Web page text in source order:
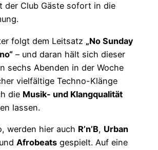
der Club Gäste sofort in die
folgt dem Leitsatz „No Sunday
– und daran hält sich dieser
sechs Abenden in der Woche
vielfältige Techno-Klänge
die Musik- und Klangqualität
lassen.
werden hier auch R’n’B, Urban
und Afrobeats gespielt. Auf eine